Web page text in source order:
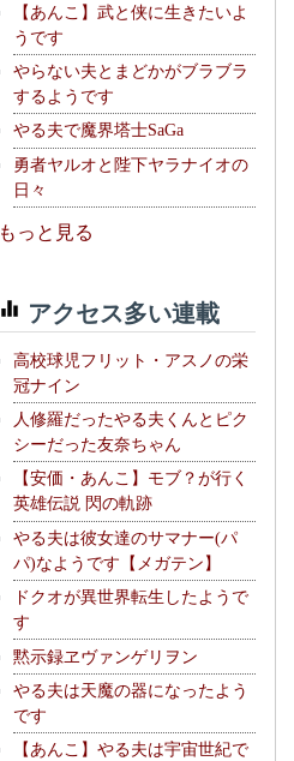
【あんこ】武と侠に生きたいよ
うです
やらない夫とまどかがブラブラ
するようです
やる夫で魔界塔士SaGa
勇者ヤルオと陛下ヤラナイオの
日々
もっと見る
アクセス多い連載
高校球児フリット・アスノの栄
冠ナイン
人修羅だったやる夫くんとピク
シーだった友奈ちゃん
【安価・あんこ】モブ？が行く
英雄伝説 閃の軌跡
やる夫は彼女達のサマナー(パ
パ)なようです【メガテン】
ドクオが異世界転生したようで
す
黙示録ヱヴァンゲリヲン
やる夫は天魔の器になったよう
です
【あんこ】やる夫は宇宙世紀で